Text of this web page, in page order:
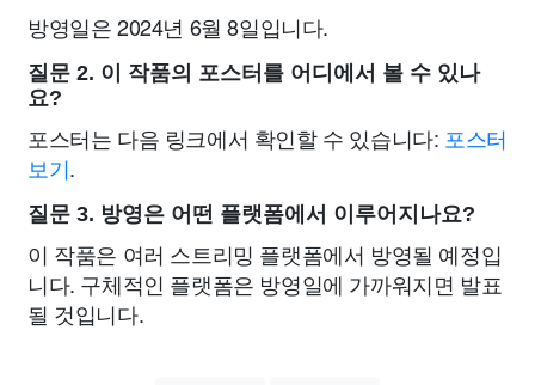
방영일은 2024년 6월 8일입니다.
질문 2. 이 작품의 포스터를 어디에서 볼 수 있나
요?
포스터는 다음 링크에서 확인할 수 있습니다: 포스터
보기.
질문 3. 방영은 어떤 플랫폼에서 이루어지나요?
이 작품은 여러 스트리밍 플랫폼에서 방영될 예정입
니다. 구체적인 플랫폼은 방영일에 가까워지면 발표
될 것입니다.